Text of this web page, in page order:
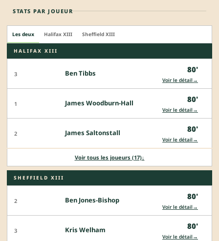
STATS PAR JOUEUR
Les deux Halifax XIII Sheffield XIII
HALIFAX XIII
3 Ben Tibbs 80'
Voir le détail →
1 James Woodburn-Hall 80'
Voir le détail →
2 James Saltonstall 80'
Voir le détail →
Voir tous les joueurs (17)↓
SHEFFIELD XIII
2 Ben Jones-Bishop 80'
Voir le détail →
3 Kris Welham 80'
Voir le détail →